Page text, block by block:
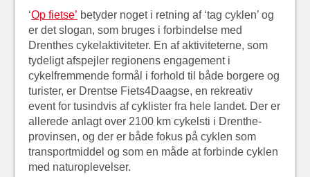
‘Op fietse’ betyder noget i retning af ‘tag cyklen’ og
er det slogan, som bruges i forbindelse med
Drenthes cykelaktiviteter. En af aktiviteterne, som
tydeligt afspejler regionens engagement i
cykelfremmende formål i forhold til både borgere og
turister, er Drentse Fiets4Daagse, en rekreativ
event for tusindvis af cyklister fra hele landet. Der er
allerede anlagt over 2100 km cykelsti i Drenthe-
provinsen, og der er både fokus på cyklen som
transportmiddel og som en måde at forbinde cyklen
med naturoplevelser.